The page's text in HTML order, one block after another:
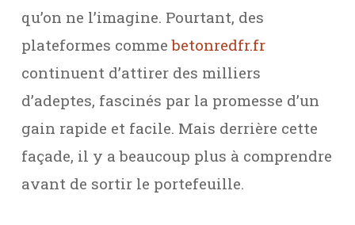
qu’on ne l’imagine. Pourtant, des
plateformes commebetonredfr.fr
continuent d’attirer des milliers
d’adeptes, fascinés par la promesse d’un
gain rapide et facile. Mais derrière cette
façade, il y a beaucoup plus à comprendre
avant de sortir le portefeuille.